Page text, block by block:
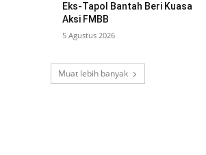
Eks-Tapol Bantah Beri Kuasa
Aksi FMBB
5 Agustus 2026
Muat lebih banyak